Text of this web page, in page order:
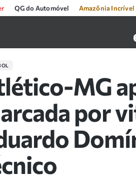
QG do Automóvel Amazônia Incrível
MG
por